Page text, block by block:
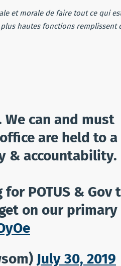
et morale de faire tout ce qui
hautes fonctions remplissent
can and must
are held to a
& accountability.
POTUS & Gov
on our primary
July 30, 2019